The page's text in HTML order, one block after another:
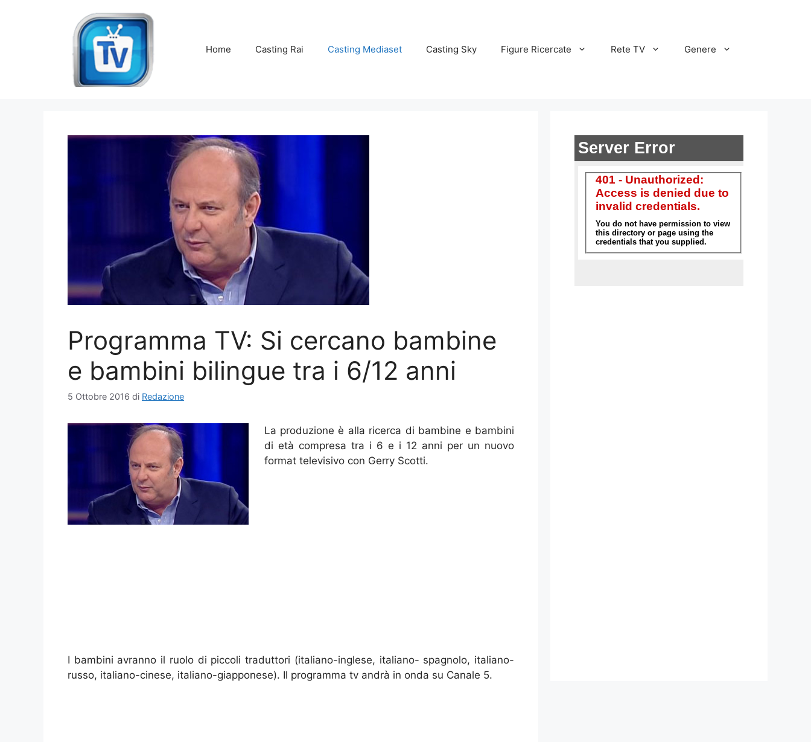
Home Casting Rai Casting Mediaset Casting Sky Figure Ricercate Rete TV Genere
Programma TV: Si cercano bambine
e bambini bilingue tra i 6/12 anni
5 Ottobre 2016 di Redazione
La produzione è alla ricerca di bambine e bambini
di età compresa tra i 6 e i 12 anni per un nuovo
format televisivo con Gerry Scotti.
I bambini avranno il ruolo di piccoli traduttori (italiano-inglese, italiano- spagnolo, italiano-
russo, italiano-cinese, italiano-giapponese). Il programma tv andrà in onda su Canale 5.